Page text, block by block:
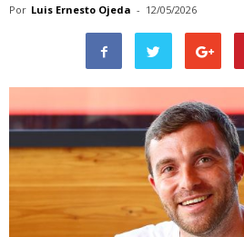
Por Luis Ernesto Ojeda - 12/05/2026